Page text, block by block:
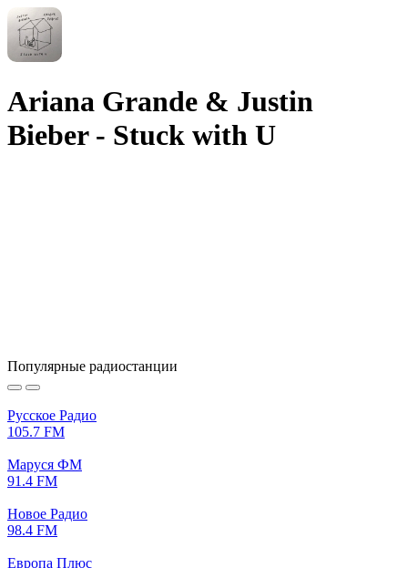
Ariana Grande & Justin
Bieber - Stuck with U
Популярные радиостанции
Русское Радио
105.7 FM
Маруся ФМ
91.4 FM
Новое Радио
98.4 FM
Европа Плюс